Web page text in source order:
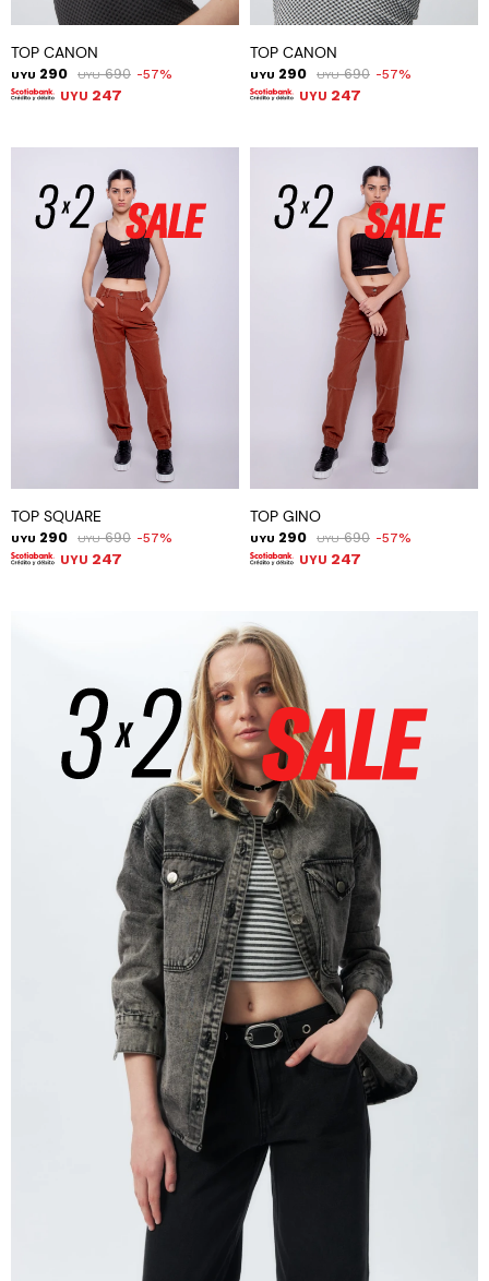
TOP CANON
UYU 290 UYU 690 57
UYU 247
TOP CANON
UYU 290 UYU 690 57
UYU 247
TOP SQUARE
UYU 290 UYU 690 57
UYU 247
TOP GINO
UYU 290 UYU 690 57
UYU 247